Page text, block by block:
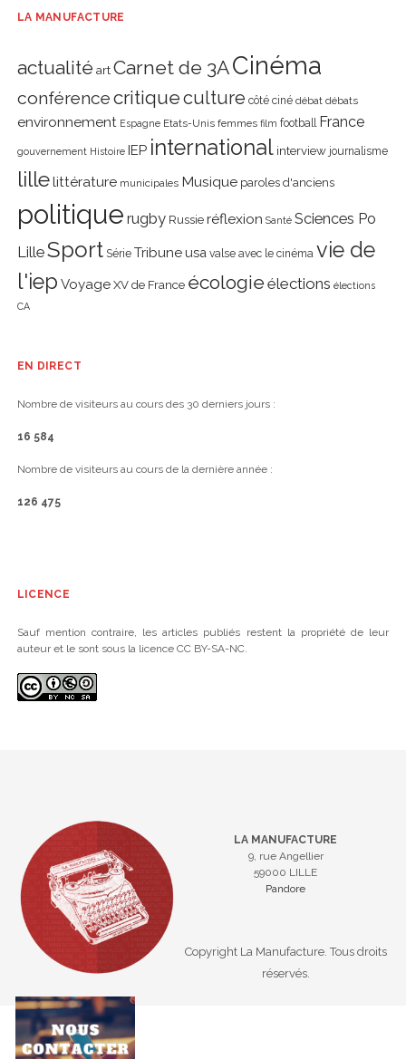
LA MANUFACTURE
actualité art Carnet de 3ACinéma
conférencecritiqueculture côté ciné débat débats
environnement Espagne Etats-Unis femmes film football France
gouvernement Histoire IEP international interview journalisme
lillelittérature municipales Musique paroles d'anciens
politique rugby Russie réflexion Santé Sciences Po
LilleSport Série Tribune usa valse avec le cinéma vie de
l'iep Voyage XV de France écologie élections élections
CA
EN DIRECT
Nombre de visiteurs au cours des 30 derniers jours :
16 584
Nombre de visiteurs au cours de la dernière année :
126 475
LICENCE
Sauf mention contraire, les articles publiés restent la propriété de leur
auteur et le sont sous la licence CC BY-SA-NC.
LA MANUFACTURE
9, rue Angellier
59000 LILLE
Pandore
Copyright La Manufacture. Tous droits
réservés.